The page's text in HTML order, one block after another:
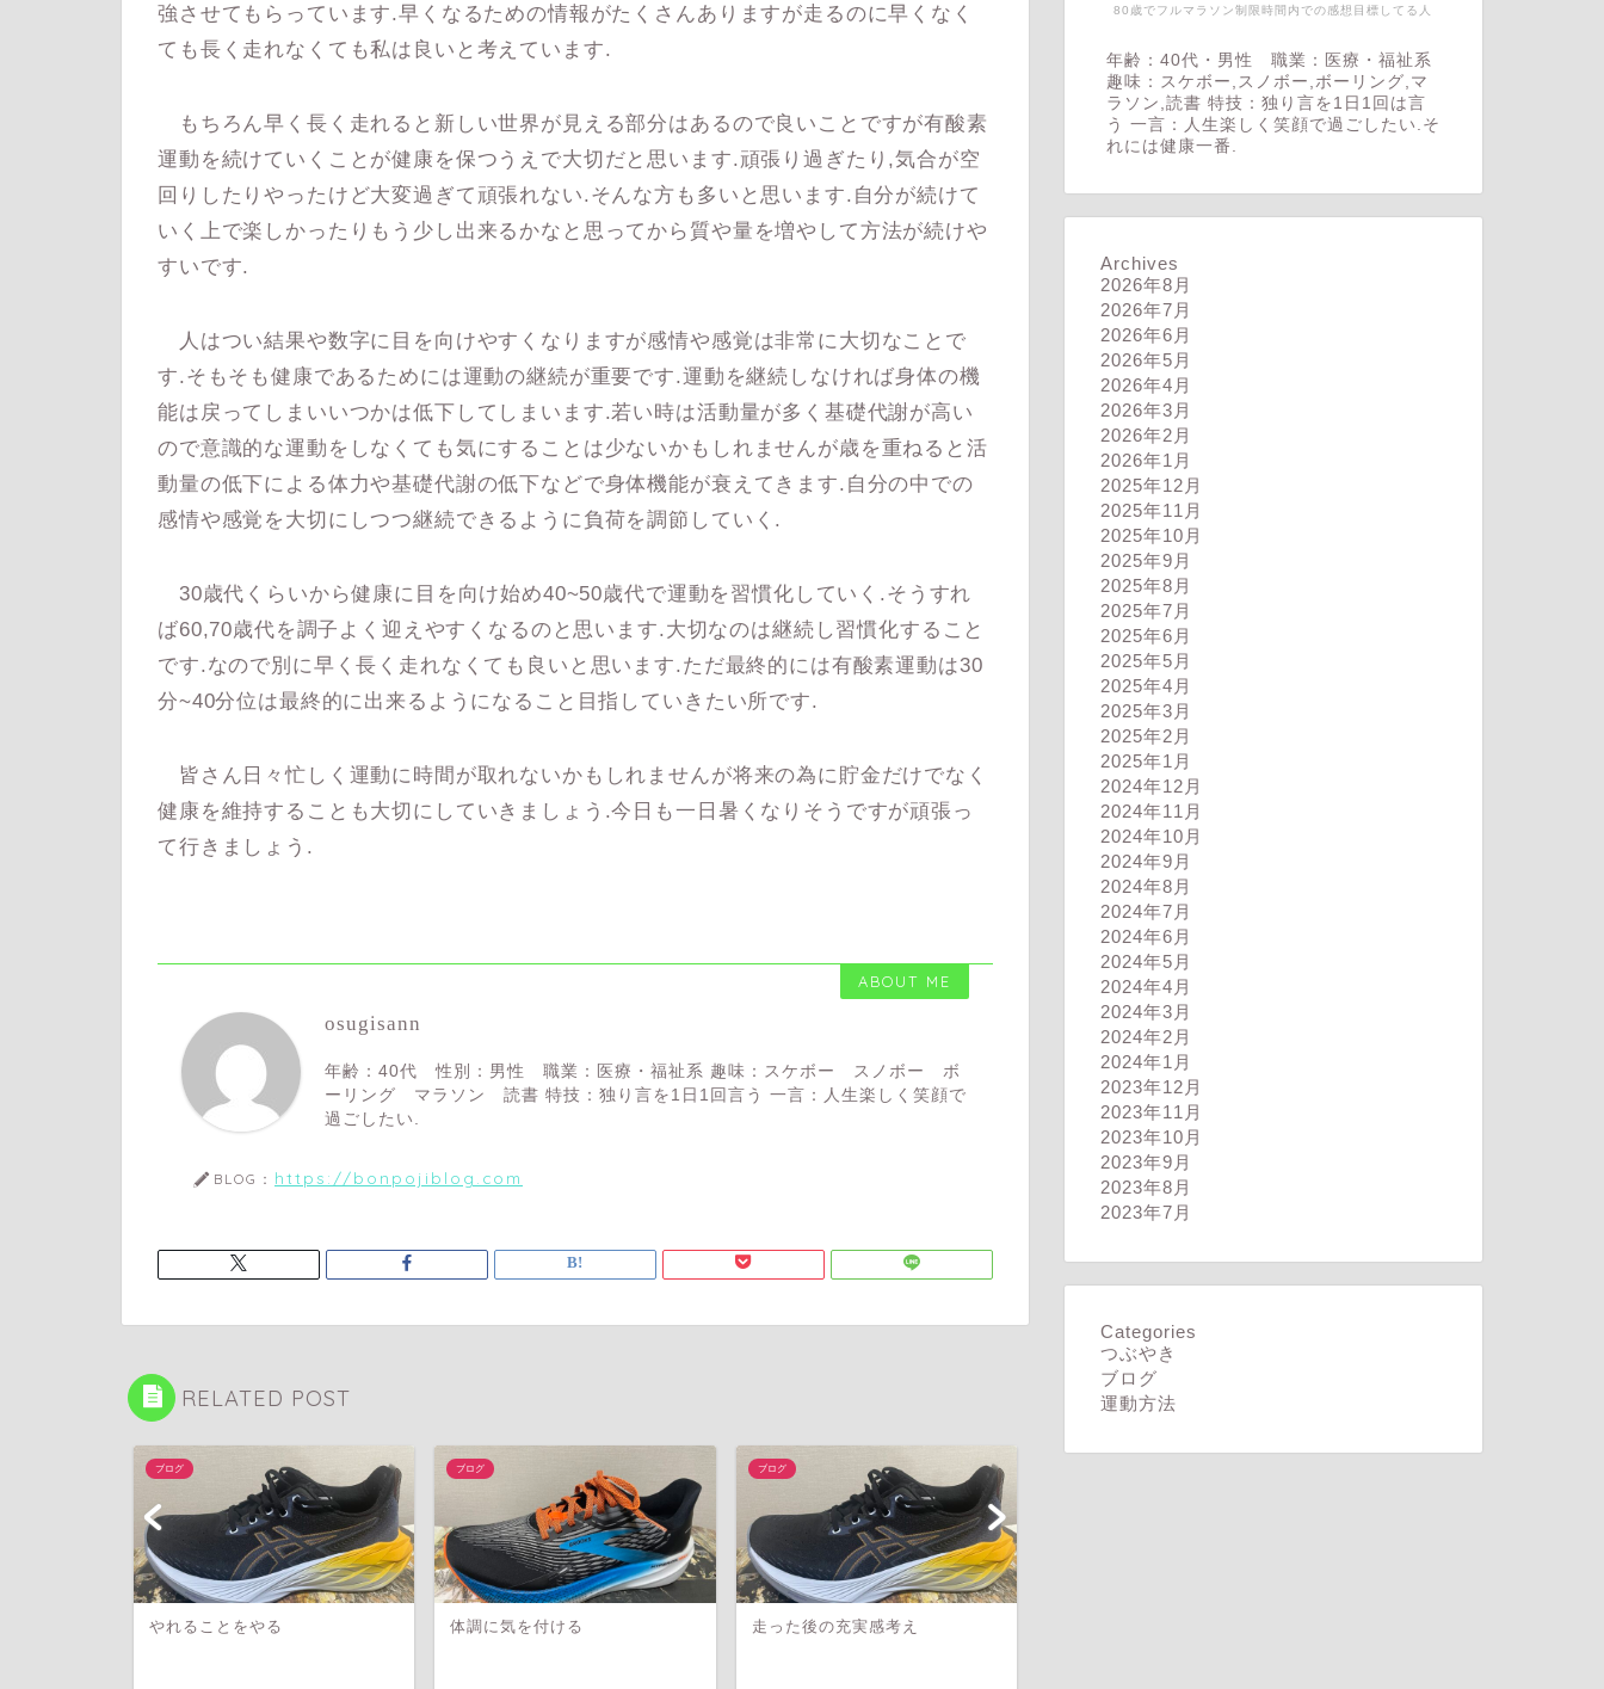
強させてもらっています.早くなるための情報がたくさんありますが走るのに早くなく
ても長く走れなくても私は良いと考えています.
もちろん早く長く走れると新しい世界が見える部分はあるので良いことですが有酸素
運動を続けていくことが健康を保つうえで大切だと思います.頑張り過ぎたり,気合が空
回りしたりやったけど大変過ぎて頑張れない.そんな方も多いと思います.自分が続けて
いく上で楽しかったりもう少し出来るかなと思ってから質や量を増やして方法が続けや
すいです.
人はつい結果や数字に目を向けやすくなりますが感情や感覚は非常に大切なことで
す.そもそも健康であるためには運動の継続が重要です.運動を継続しなければ身体の機
能は戻ってしまいいつかは低下してしまいます.若い時は活動量が多く基礎代謝が高い
ので意識的な運動をしなくても気にすることは少ないかもしれませんが歳を重ねると活
動量の低下による体力や基礎代謝の低下などで身体機能が衰えてきます.自分の中での
感情や感覚を大切にしつつ継続できるように負荷を調節していく.
30歳代くらいから健康に目を向け始め40~50歳代で運動を習慣化していく.そうすれ
ば60,70歳代を調子よく迎えやすくなるのと思います.大切なのは継続し習慣化すること
です.なので別に早く長く走れなくても良いと思います.ただ最終的には有酸素運動は30
分~40分位は最終的に出来るようになること目指していきたい所です.
皆さん日々忙しく運動に時間が取れないかもしれませんが将来の為に貯金だけでなく
健康を維持することも大切にしていきましょう.今日も一日暑くなりそうですが頑張っ
て行きましょう.
ABOUT ME
osugisann
年齢：40代 性別：男性 職業：医療・福祉系 趣味：スケボー スノボー ボ
ーリング マラソン 読書 特技：独り言を1日1回言う 一言：人生楽しく笑顔で
過ごしたい.
BLOG： https://bonpojiblog.com
RELATED POST
ブログ
やれることをやる
ブログ
体調に気を付ける
ブログ
走った後の充実感考え
80歳でフルマラソン制限時間内での感想目標してる人
年齢：40代・男性 職業：医療・福祉系
趣味：スケボー,スノボー,ボーリング,マ
ラソン,読書 特技：独り言を1日1回は言
う 一言：人生楽しく笑顔で過ごしたい.そ
れには健康一番.
Archives
2026年8月
2026年7月
2026年6月
2026年5月
2026年4月
2026年3月
2026年2月
2026年1月
2025年12月
2025年11月
2025年10月
2025年9月
2025年8月
2025年7月
2025年6月
2025年5月
2025年4月
2025年3月
2025年2月
2025年1月
2024年12月
2024年11月
2024年10月
2024年9月
2024年8月
2024年7月
2024年6月
2024年5月
2024年4月
2024年3月
2024年2月
2024年1月
2023年12月
2023年11月
2023年10月
2023年9月
2023年8月
2023年7月
Categories
つぶやき
ブログ
運動方法